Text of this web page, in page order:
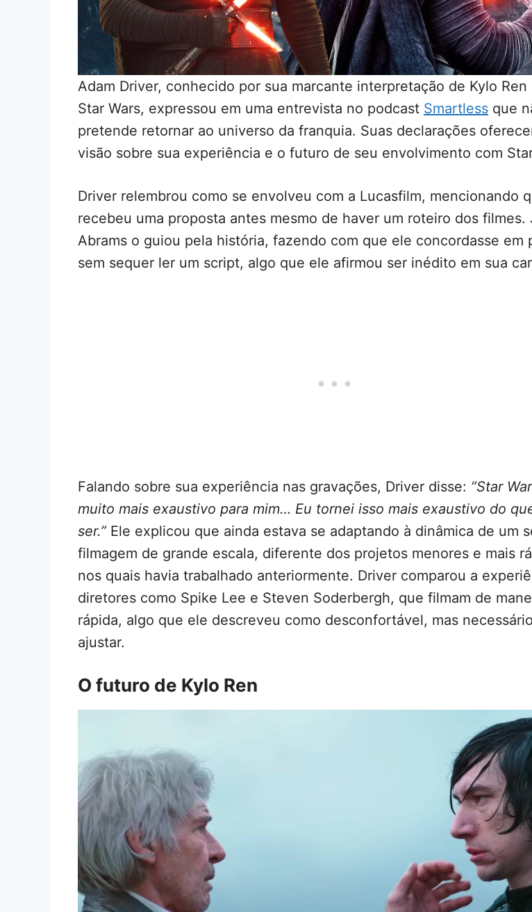
Adam Driver, conhecido por sua marcante interpretação de Kylo Ren
Star Wars, expressou em uma entrevista no podcast Smartless que
pretende retornar ao universo da franquia. Suas declarações
visão sobre sua experiência e o futuro de seu envolvimento com
Driver relembrou como se envolveu com a Lucasfilm, mencionando
recebeu uma proposta antes mesmo de haver um roteiro dos filmes.
Abrams o guiou pela história, fazendo com que ele concordasse em
sem sequer ler um script, algo que ele afirmou ser inédito em sua
Falando sobre sua experiência nas gravações, Driver disse: “Star
muito mais exaustivo para mim… Eu tornei isso mais exaustivo do
ser.” Ele explicou que ainda estava se adaptando à dinâmica de um
filmagem de grande escala, diferente dos projetos menores e mais
nos quais havia trabalhado anteriormente. Driver comparou a
diretores como Spike Lee e Steven Soderbergh, que filmam de
rápida, algo que ele descreveu como desconfortável, mas
ajustar.
O futuro de Kylo Ren